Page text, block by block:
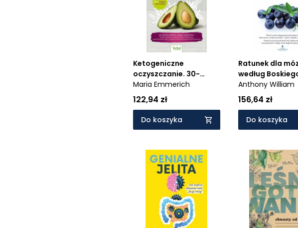
Ketogeniczne
oczyszczanie. 30-
dniowy detoks całego
organizmu, dzięki
któremu zrzucisz
zbędne kilogramy,
wyeliminujesz stany
zrównoważysz swoje
hormony
Maria Emmerich
122,94 zł
Do koszyka
Ratunek dla
według
Lekarza.
metody na
mózgu, zdrowie
psychiczne,
mózgową,
uzależnienie,
depresję,
ciężkie, wirus
Anthony William
156,64 zł
Do koszyka